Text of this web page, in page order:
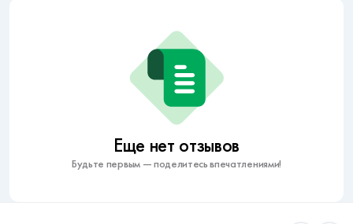
Еще нет отзывов
Будьте первым — поделитесь впечатлениями!